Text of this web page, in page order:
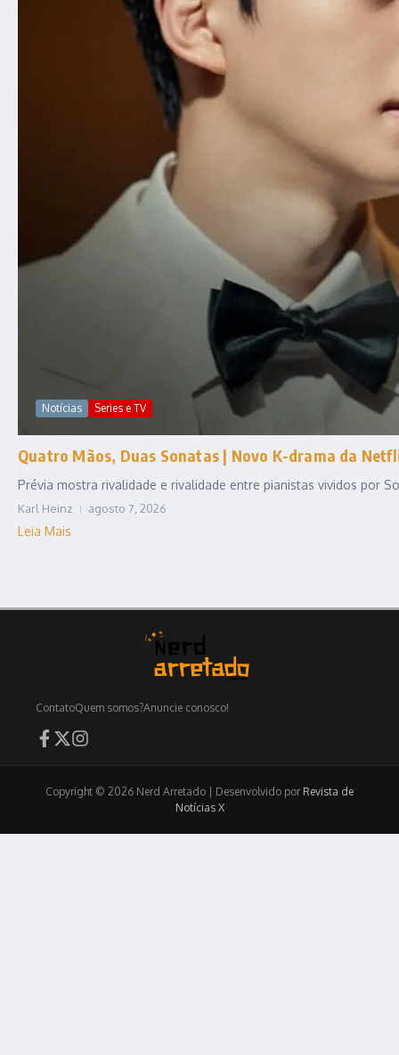
Notícias Series e TV
Quatro Mãos, Duas Sonatas | Novo K-drama da
Prévia mostra rivalidade e rivalidade entre pianistas vividos por
Karl Heinz agosto 7, 2026
Leia Mais
ContatoQuem somos?Anuncie conosco!
Copyright © 2026 Nerd Arretado | Desenvolvido por Revista de
Notícias X